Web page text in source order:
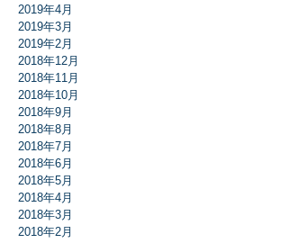
2019年4月
2019年3月
2019年2月
2018年12月
2018年11月
2018年10月
2018年9月
2018年8月
2018年7月
2018年6月
2018年5月
2018年4月
2018年3月
2018年2月